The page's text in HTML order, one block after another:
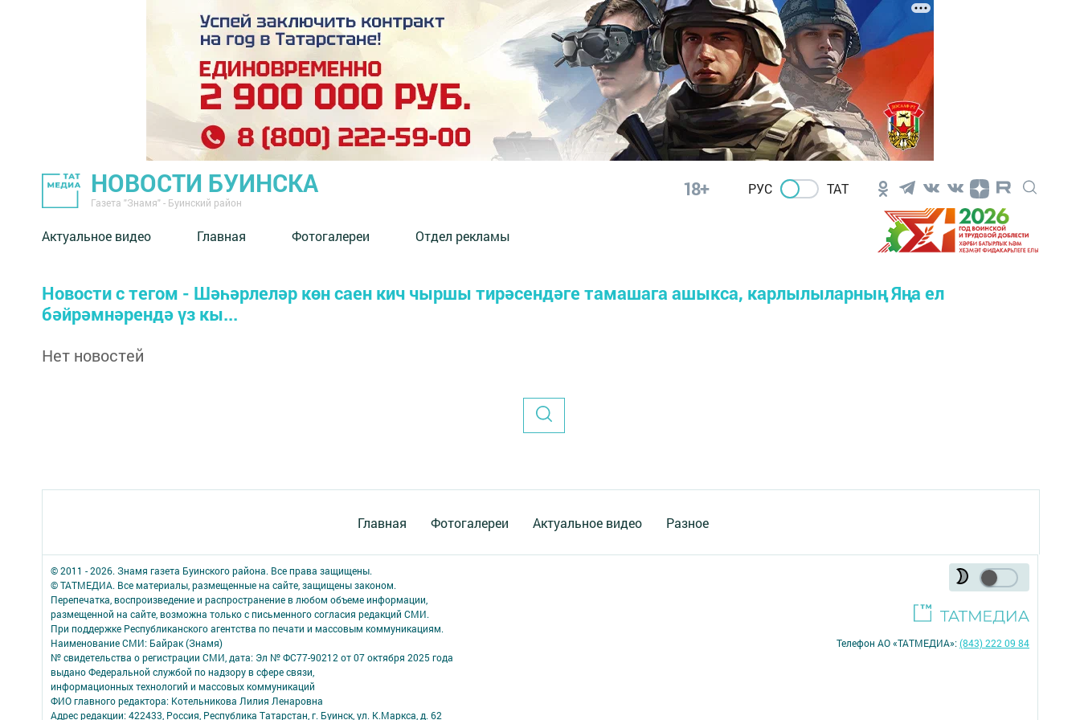
НОВОСТИ БУИНСКА
Газета "Знамя" - Буинский район
18+ РУС ТАТ
Актуальное видео Главная Фотогалереи Отдел рекламы
Новости с тегом - Шәһәрлеләр көн саен кич чыршы тирәсендәге тамашага ашыкса, карлылыларның Яңа ел
бәйрәмнәрендә үз кы...
Нет новостей
Главная Фотогалереи Актуальное видео Разное
© 2011 - 2026. Знамя газета Буинского района. Все права защищены.
© ТАТМЕДИА. Все материалы, размещенные на сайте, защищены законом.
Перепечатка, воспроизведение и распространение в любом объеме информации,
размещенной на сайте, возможна только с письменного согласия редакций СМИ.
При поддержке Республиканского агентства по печати и массовым коммуникациям.
Наименование СМИ: Байрак (Знамя)
№ свидетельства о регистрации СМИ, дата: Эл № ФС77-90212 от 07 октября 2025 года
выдано Федеральной службой по надзору в сфере связи,
информационных технологий и массовых коммуникаций
ФИО главного редактора: Котельникова Лилия Ленаровна
Адрес редакции: 422433, Россия, Республика Татарстан, г. Буинск, ул. К.Маркса, д. 62
Телефон АО «ТАТМЕДИА»:(843) 222 09 84